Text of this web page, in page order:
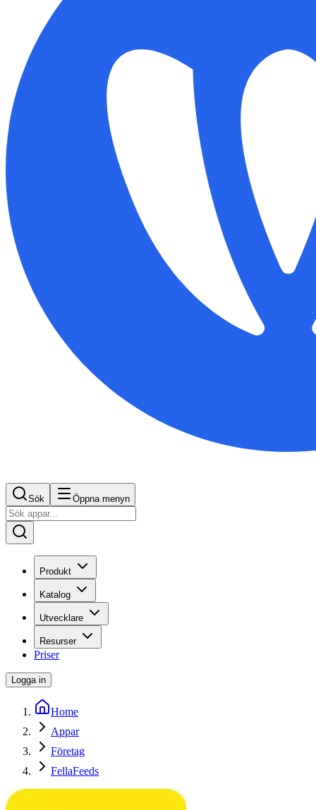
Sök Öppna menyn
Produkt
Katalog
Utvecklare
Resurser
Priser
Logga in
Home
Appar
Företag
FellaFeeds